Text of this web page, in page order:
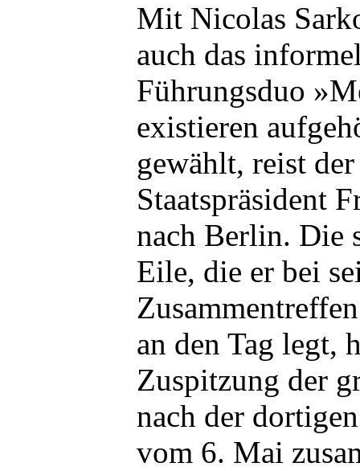
Mit Nicolas
auch das
Führungsduo
existieren
gewählt, reist
Staatspräsident
nach Berlin. Die
Eile, die er bei
an den Tag legt,
Zuspitzung der
nach der
vom 6. Mai